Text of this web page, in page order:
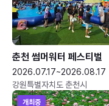
춘천 썸머워터 페스티벌
2026.07.17~2026.08.17
강원특별자치도 춘천시
개최중